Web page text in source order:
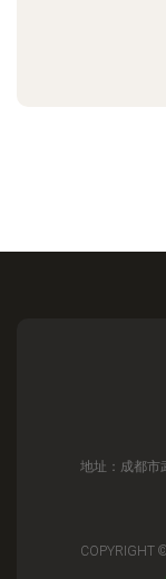
地址：成都市
COPYRIGHT